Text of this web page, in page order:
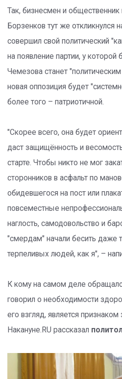
Так, бизнесмен и общественник
Борзенков тут же откликнулся
совершил свой политический
на появление партии, у которой
Чемезова станет
новая оппозиция будет
более того – патриотичной.
"Скорее всего, она будет
даст защищённость и
старте. Чтобы никто не мог
сторонников в асфальт по
обидевшегося на пост или
повсеместные
наглость, самодовольство и
"смердам" начали бесить даже
терпеливых людей, как я", –
К кому на самом деле
говорил о необходимости
его взгляд, является
Накануне.RU рассказал